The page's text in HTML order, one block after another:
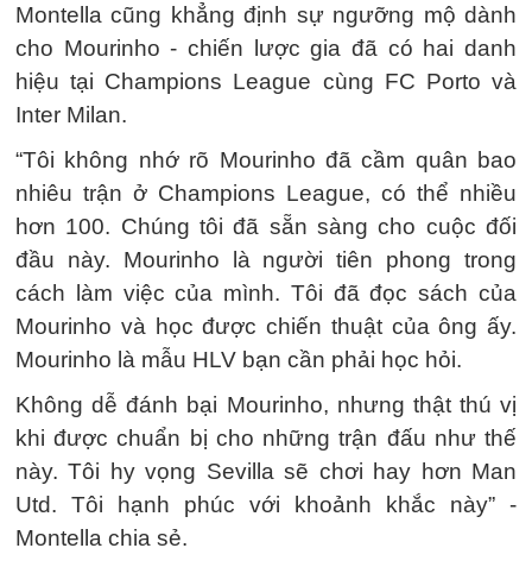
Montella cũng khẳng định sự ngưỡng mộ dành
cho Mourinho - chiến lược gia đã có hai danh
hiệu tại Champions League cùng FC Porto và
Inter Milan.
“Tôi không nhớ rõ Mourinho đã cầm quân bao
nhiêu trận ở Champions League, có thể nhiều
hơn 100. Chúng tôi đã sẵn sàng cho cuộc đối
đầu này. Mourinho là người tiên phong trong
cách làm việc của mình. Tôi đã đọc sách của
Mourinho và học được chiến thuật của ông ấy.
Mourinho là mẫu HLV bạn cần phải học hỏi.
Không dễ đánh bại Mourinho, nhưng thật thú vị
khi được chuẩn bị cho những trận đấu như thế
này. Tôi hy vọng Sevilla sẽ chơi hay hơn Man
Utd. Tôi hạnh phúc với khoảnh khắc này” -
Montella chia sẻ.